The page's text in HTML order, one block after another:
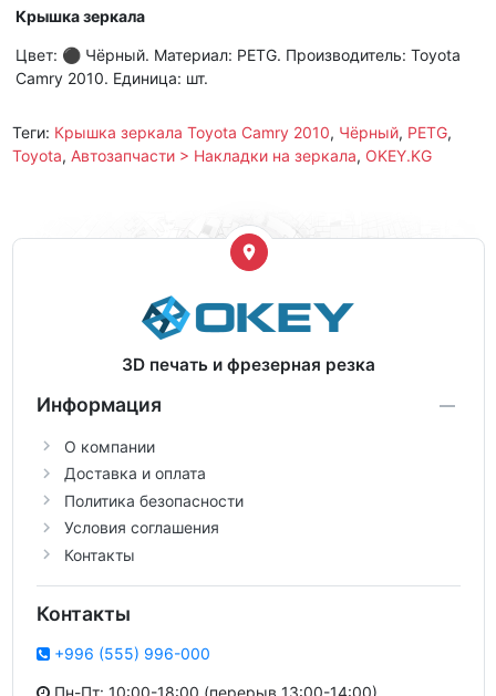
Крышка зеркала
Цвет: ⚫ Чёрный. Материал: PETG. Производитель: Toyota
Camry 2010. Единица: шт.
Теги: Крышка зеркала Toyota Camry 2010, Чёрный, PETG,
Toyota, Автозапчасти > Накладки на зеркала, OKEY.KG
3D печать и фрезерная резка
Информация
О компании
Доставка и оплата
Политика безопасности
Условия соглашения
Контакты
Контакты
+996 (555) 996-000